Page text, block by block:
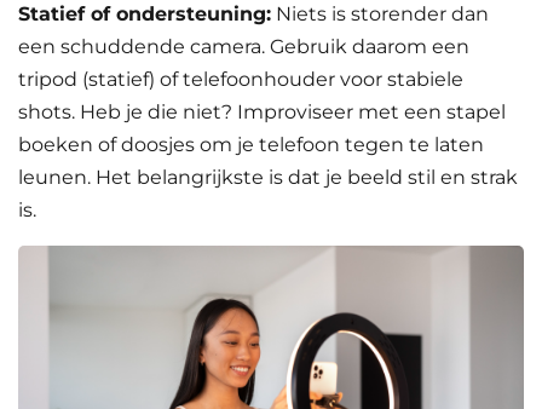
Statief of ondersteuning: Niets is storender dan
een schuddende camera. Gebruik daarom een
tripod (statief) of telefoonhouder voor stabiele
shots. Heb je die niet? Improviseer met een stapel
boeken of doosjes om je telefoon tegen te laten
leunen. Het belangrijkste is dat je beeld stil en strak
is.